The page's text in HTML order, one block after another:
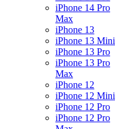
iPhone 14 Pro
Max
iPhone 13
iPhone 13 Mini
iPhone 13 Pro
iPhone 13 Pro
Max
iPhone 12
iPhone 12 Mini
iPhone 12 Pro
iPhone 12 Pro